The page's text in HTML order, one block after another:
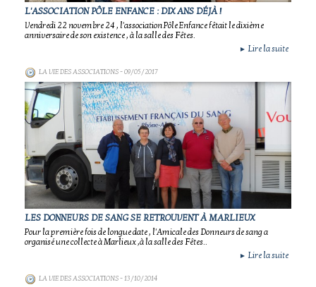
L'ASSOCIATION PÔLE ENFANCE : DIX ANS DÉJÀ !
Vendredi 22 novembre 24 , l'association Pôle Enfance fêtait le dixième
anniversaire de son existence , à la salle des Fêtes.
► Lire la suite
LA VIE DES ASSOCIATIONS- 09/05/2017
LES DONNEURS DE SANG SE RETROUVENT À MARLIEUX
Pour la première fois de longue date , l'Amicale des Donneurs de sang a
organisé une collecte à Marlieux ,à la salle des Fêtes..
► Lire la suite
LA VIE DES ASSOCIATIONS- 13/10/2014